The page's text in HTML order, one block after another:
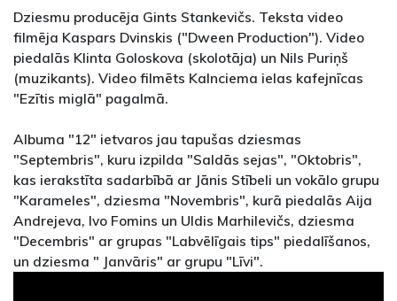
Dziesmu producēja Gints Stankevičs. Teksta video
filmēja Kaspars Dvinskis ("Dween Production"). Video
piedalās Klinta Goloskova (skolotāja) un Nils Puriņš
(muzikants). Video filmēts Kalnciema ielas kafejnīcas
"Ezītis miglā" pagalmā.
Albuma "12" ietvaros jau tapušas dziesmas
"Septembris", kuru izpilda "Saldās sejas", "Oktobris",
kas ierakstīta sadarbībā ar Jānis Stībeli un vokālo grupu
"Karameles", dziesma "Novembris", kurā piedalās Aija
Andrejeva, Ivo Fomins un Uldis Marhilevičs, dziesma
"Decembris" ar grupas "Labvēlīgais tips" piedalīšanos,
un dziesma " Janvāris" ar grupu "Līvi".